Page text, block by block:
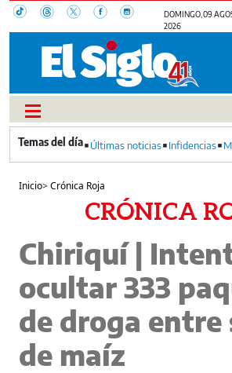
DOMINGO, 09
2026
Últimas noticias Infidencias
Inicio>Crónica Roja
CRÓNICA
Chiriquí |
ocultar 333
de droga entre
de maíz